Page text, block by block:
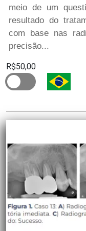
meio de um
resultado do
com base nas
precisão...
R$50,00